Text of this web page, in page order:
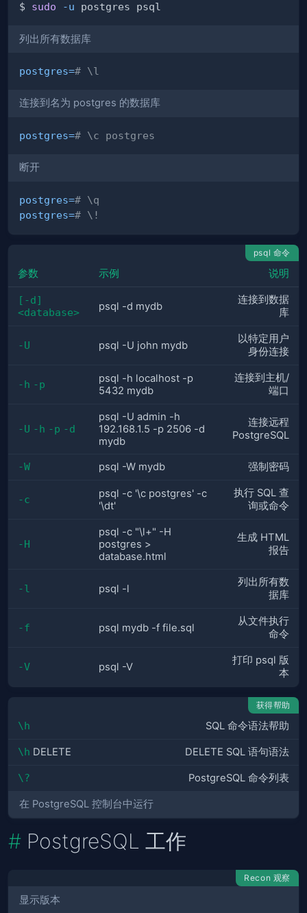
$ sudo -u
列出所有数据库
postgres=# \l
连接到名为 postgres 的数据库
postgres=# \c postgres
断开
postgres=# \q
postgres=# \!
psql 命令
参数 示例 说明
[-d]
<database>
psql -d mydb
连接到数据
库
-U psql -U john mydb
以特定用户
身份连接
-h -p
psql -h localhost -p
5432 mydb
连接到主机/
端口
-U -h -p -d
psql -U admin -h
192.168.1.5 -p 2506 -d
mydb
连接远程
PostgreSQL
-W psql -W mydb 强制密码
-c
psql -c '\c postgres' -c
'\dt'
执行 SQL 查
询或命令
-H
psql -c "\l+" -H
postgres >
database.html
生成 HTML
报告
-l psql -l
列出所有数
据库
-f psql mydb -f file.sql
从文件执行
命令
-V psql -V
打印 psql 版
本
获得帮助
\h SQL 命令语法帮助
\h DELETE DELETE SQL 语句语法
\? PostgreSQL 命令列表
在 PostgreSQL 控制台中运行
PostgreSQL 工作
Recon 观察
显示版本